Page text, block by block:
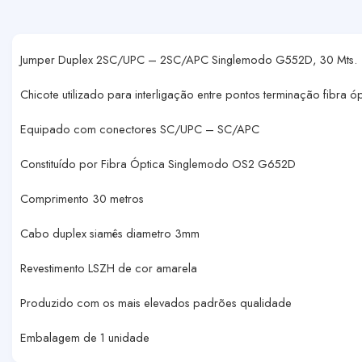
Jumper Duplex 2SC/UPC – 2SC/APC Singlemodo G552D, 30 Mts.
Chicote utilizado para interligação entre pontos terminação fibra
Equipado com conectores SC/UPC – SC/APC
Constituído por Fibra Óptica Singlemodo OS2 G652D
Comprimento 30 metros
Cabo duplex siamês diametro 3mm
Revestimento LSZH de cor amarela
Produzido com os mais elevados padrões qualidade
Embalagem de 1 unidade